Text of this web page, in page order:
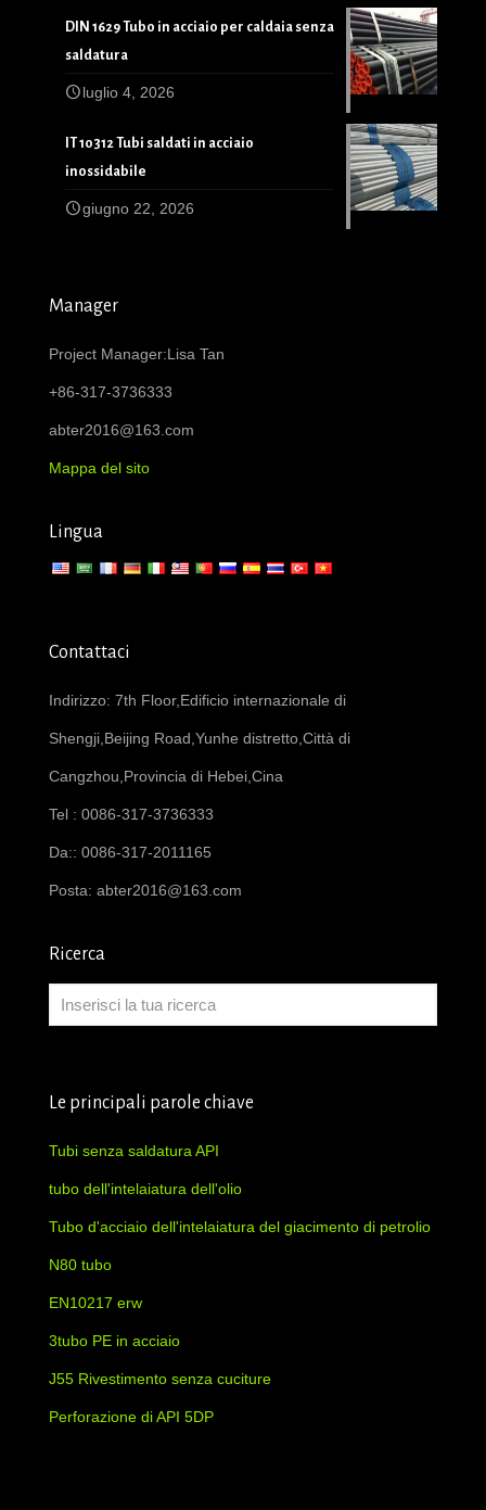
DIN 1629 Tubo in acciaio per caldaia senza
saldatura
luglio 4, 2026
IT 10312 Tubi saldati in acciaio
inossidabile
giugno 22, 2026
Manager
Project Manager:Lisa Tan
+86-317-3736333
abter2016@163.com
Mappa del sito
Lingua
Contattaci
Indirizzo: 7th Floor,Edificio internazionale di
Shengji,Beijing Road,Yunhe distretto,Città di
Cangzhou,Provincia di Hebei,Cina
Tel : 0086-317-3736333
Da:: 0086-317-2011165
Posta: abter2016@163.com
Ricerca
Le principali parole chiave
Tubi senza saldatura API
tubo dell'intelaiatura dell'olio
Tubo d'acciaio dell'intelaiatura del giacimento di petrolio
N80 tubo
EN10217 erw
3tubo PE in acciaio
J55 Rivestimento senza cuciture
Perforazione di API 5DP